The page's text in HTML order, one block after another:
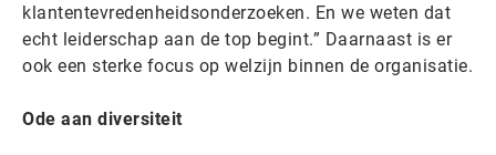
klantentevredenheidsonderzoeken. En we weten dat
echt leiderschap aan de top begint.” Daarnaast is er
ook een sterke focus op welzijn binnen de organisatie.
Ode aan diversiteit